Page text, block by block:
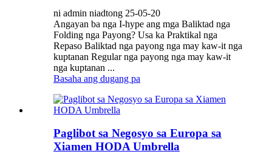
ni admin niadtong 25-05-20
Angayan ba nga I-hype ang mga Baliktad nga
Folding nga Payong? Usa ka Praktikal nga
Repaso Baliktad nga payong nga may kaw-it nga
kuptanan Regular nga payong nga may kaw-it
nga kuptanan ...
Basaha ang dugang pa
Paglibot sa Negosyo sa Europa sa
Xiamen HODA Umbrella